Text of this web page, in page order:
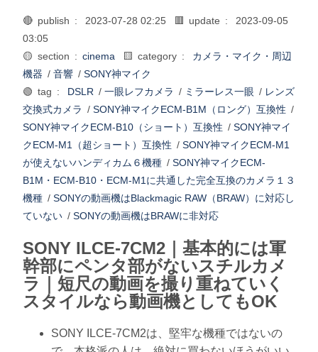
🔴 publish : 2023-07-28 02:25 🟥 update :
2023-09-05
03:05
🟡 section : cinema 🟨 category :
カメラ・マイク・周辺
機器 / 音響 / SONY神マイク
🟢 tag :
DSLR / 一眼レフカメラ / ミラーレス一眼 / レンズ
交換式カメラ / SONY神マイクECM-B1M（ロング）互換性 /
SONY神マイクECM-B10（ショート）互換性 / SONY神マイ
クECM-M1（超ショート）互換性 / SONY神マイクECM-M1
が使えないハンディカム６機種 / SONY神マイクECM-
B1M・ECM-B10・ECM-M1に共通した完全互換のカメラ１３
機種 / SONYの動画機はBlackmagic RAW（BRAW）に対応し
ていない / SONYの動画機はBRAWに非対応
SONY ILCE-7CM2｜基本的には軍
幹部にペンタ部がないスチルカメ
ラ｜短尺の動画を撮り重ねていく
スタイルなら動画機としてもOK
SONY ILCE-7CM2は、堅牢な機種ではないの